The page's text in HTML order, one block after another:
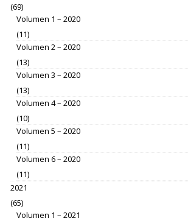
(69)
Volumen 1 – 2020
(11)
Volumen 2 – 2020
(13)
Volumen 3 – 2020
(13)
Volumen 4 – 2020
(10)
Volumen 5 – 2020
(11)
Volumen 6 – 2020
(11)
2021
(65)
Volumen 1 – 2021